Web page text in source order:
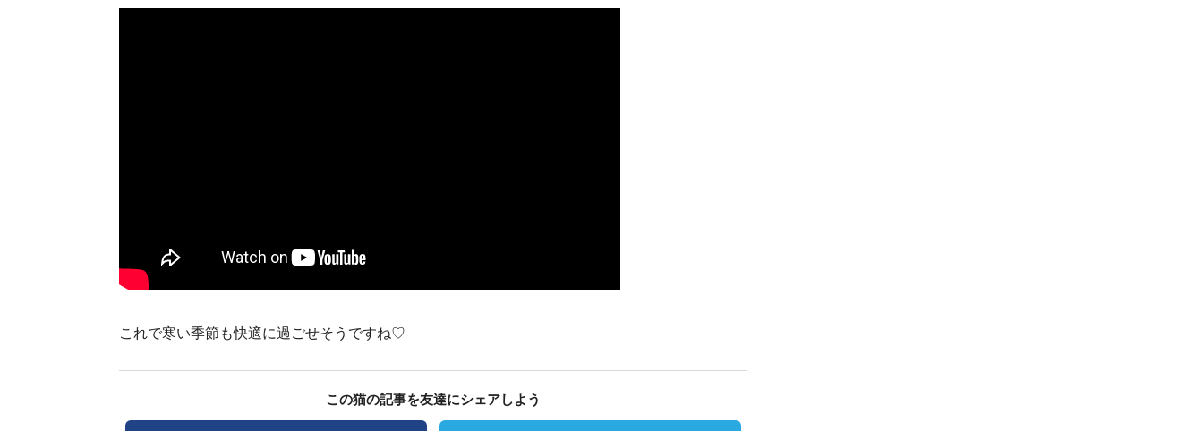
これで寒い季節も快適に過ごせそうですね♡
この猫の記事を友達にシェアしよう